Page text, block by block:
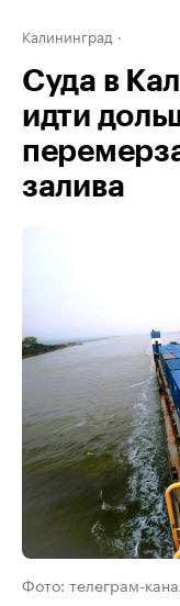
Калининград
Суда в
идти
залива
Фото: телеграм-